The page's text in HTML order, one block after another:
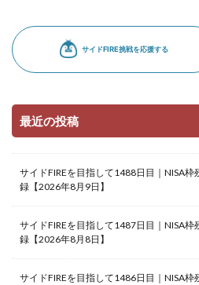
最近の投稿
サイドFIREを目指して1488日目｜NISA
録【2026年8月9日】
サイドFIREを目指して1487日目｜NISA
録【2026年8月8日】
サイドFIREを目指して1486日目｜NISA